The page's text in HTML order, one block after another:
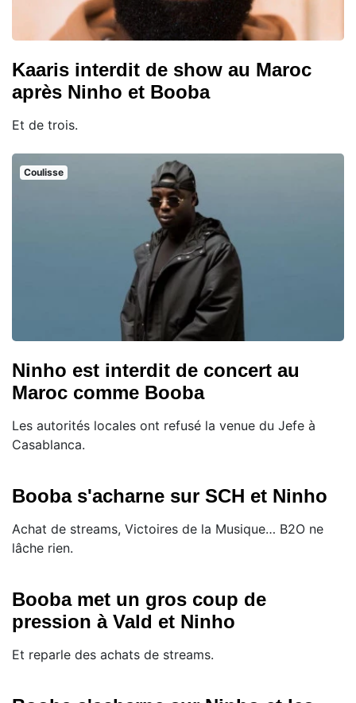
Kaaris interdit de show au Maroc
après Ninho et Booba
Et de trois.
Coulisse
Ninho est interdit de concert au
Maroc comme Booba
Les autorités locales ont refusé la venue du Jefe à
Casablanca.
Booba s'acharne sur SCH et Ninho
Achat de streams, Victoires de la Musique… B2O ne
lâche rien.
Booba met un gros coup de
pression à Vald et Ninho
Et reparle des achats de streams.